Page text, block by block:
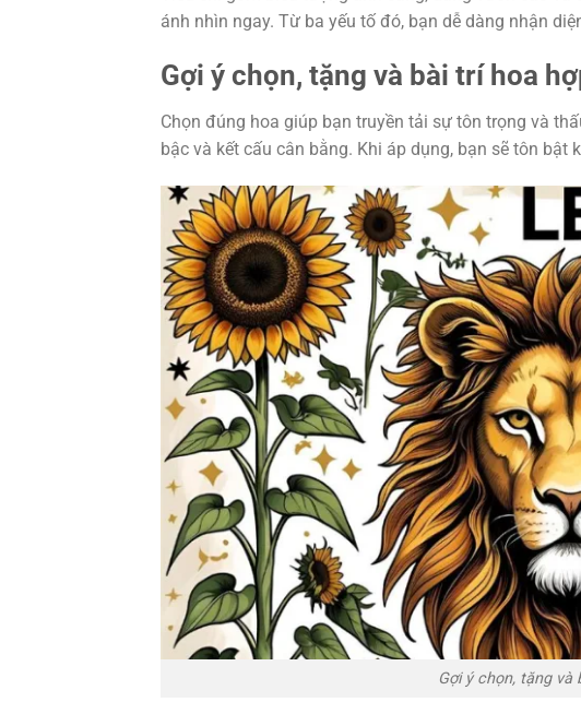
ánh nhìn ngay. Từ ba yếu tố đó, bạn dễ dàng nhận
Gợi ý chọn, tặng và bài trí hoa
Chọn đúng hoa giúp bạn truyền tải sự tôn trọng và
bậc và kết cấu cân bằng. Khi áp dụng, bạn sẽ tôn
Gợi ý chọn, tặng